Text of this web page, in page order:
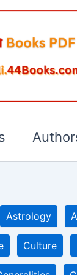
Astrology
Culture